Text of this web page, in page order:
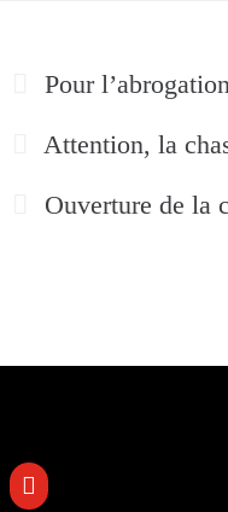
Pour
Attention, la
Ouverture de la